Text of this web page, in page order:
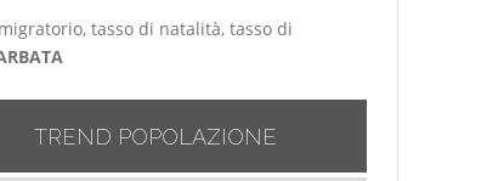
tasso di natalità, tasso di
TREND POPOLAZIONE